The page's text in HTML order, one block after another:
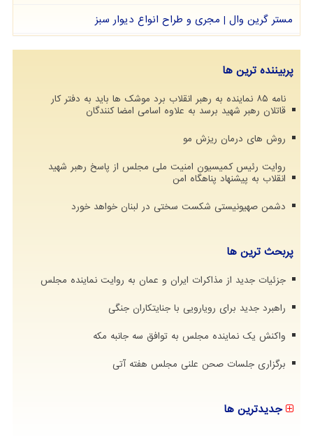
مستر گرین وال | مجری و طراح انواع دیوار سبز
پربیننده ترین ها
نامه ۸۵ نماینده به رهبر انقلاب برد موشک ها باید به دفتر کار
قاتلان رهبر شهید برسد به علاوه اسامی امضا کنندگان
روش های درمان ریزش مو
روایت رئیس کمیسیون امنیت ملی مجلس از پاسخ رهبر شهید
انقلاب به پیشنهاد پناهگاه امن
دشمن صهیونیستی شکست سختی در لبنان خواهد خورد
پربحث ترین ها
جزئیات جدید از مذاکرات ایران و عمان به روایت نماینده مجلس
راهبرد جدید برای رویارویی با جنایتکاران جنگی
واکنش یک نماینده مجلس به توافق سه جانبه مکه
برگزاری جلسات صحن علنی مجلس هفته آتی
جدیدترین ها